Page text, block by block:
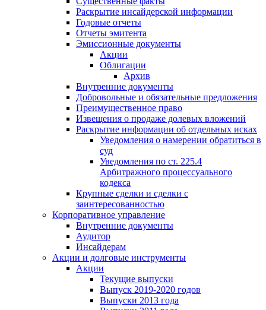
Раскрытие инсайдерской информации
Годовые отчеты
Отчеты эмитента
Эмиссионные документы
Акции
Облигации
Архив
Внутренние документы
Добровольные и обязательные предложения
Преимущественное право
Извещения о продаже долевых вложений
Раскрытие информации об отдельных исках
Уведомления о намерении обратиться в
суд
Уведомления по ст. 225.4
Арбитражного процессуального
кодекса
Крупные сделки и сделки с
заинтересованностью
Корпоративное управление
Внутренние документы
Аудитор
Инсайдерам
Акции и долговые инструменты
Акции
Текущие выпуски
Выпуск 2019-2020 годов
Выпуски 2013 года